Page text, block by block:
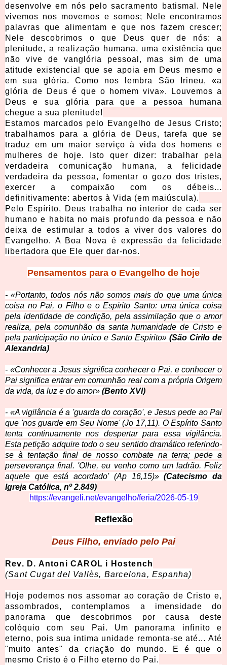
desenvolve em nós pelo sacramento batismal. Nele
vivemos nos movemos e somos; Nele encontramos
palavras que alimentam e que nos fazem crescer;
Nele descobrimos o que Deus quer de nós: a
plenitude, a realização humana, uma existência que
não vive de vanglória pessoal, mas sim de uma
atitude existencial que se apoia em Deus mesmo e
em sua glória. Como nos lembra São Irineu, «a
glória de Deus é que o homem viva». Louvemos a
Deus e sua glória para que a pessoa humana
chegue a sua plenitude!
Estamos marcados pelo Evangelho de Jesus Cristo;
trabalhamos para a glória de Deus, tarefa que se
traduz em um maior serviço à vida dos homens e
mulheres de hoje. Isto quer dizer: trabalhar pela
verdadeira comunicação humana, a felicidade
verdadeira da pessoa, fomentar o gozo dos tristes,
exercer a compaixão com os débeis...
definitivamente: abertos à Vida (em maiúscula).
Pelo Espírito, Deus trabalha no interior de cada ser
humano e habita no mais profundo da pessoa e não
deixa de estimular a todos a viver dos valores do
Evangelho. A Boa Nova é expressão da felicidade
libertadora que Ele quer dar-nos.
Pensamentos para o Evangelho de hoje
- «Portanto, todos nós não somos mais do que uma única
coisa no Pai, o Filho e o Espírito Santo: uma única coisa
pela identidade de condição, pela assimilação que o amor
realiza, pela comunhão da santa humanidade de Cristo e
pela participação no único e Santo Espírito» (São Cirilo de
Alexandria)
- «Conhecer a Jesus significa conhecer o Pai, e conhecer o
Pai significa entrar em comunhão real com a própria Origem
da vida, da luz e do amor» (Bento XVI)
- «A vigilância é a 'guarda do coração', e Jesus pede ao Pai
que 'nos guarde em Seu Nome' (Jo 17,11). O Espírito Santo
tenta continuamente nos despertar para essa vigilância.
Esta petição adquire todo o seu sentido dramático referindo-
se à tentação final de nosso combate na terra; pede a
perseverança final. 'Olhe, eu venho como um ladrão. Feliz
aquele que está acordado' (Ap 16,15)»(Catecismo da
Igreja Católica, nº 2.849)
https://evangeli.net/evangelho/feria/2026-05-19
Reflexão
Deus Filho, enviado pelo Pai
Rev. D. Antoni CAROL i Hostench
(Sant Cugat del Vallès, Barcelona, Espanha)
Hoje podemos nos assomar ao coração de Cristo e,
assombrados, contemplamos a imensidade do
panorama que descobrimos por causa deste
colóquio com seu Pai. Um panorama infinito e
eterno, pois sua intima unidade remonta-se até... Até
"muito antes" da criação do mundo. E é que o
mesmo Cristo é o Filho eterno do Pai.